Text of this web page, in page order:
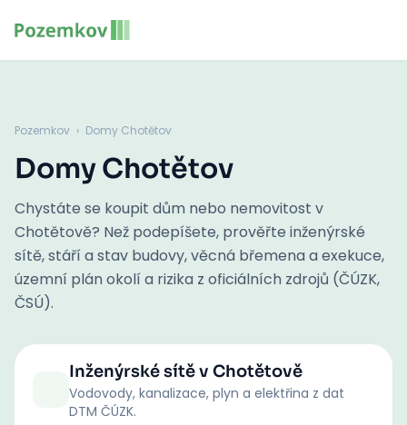
Pozemkov › Domy Chotětov
Domy Chotětov
Chystáte se koupit dům nebo nemovitost v
Chotětově? Než podepíšete, prověřte inženýrské
sítě, stáří a stav budovy, věcná břemena a exekuce,
územní plán okolí a rizika z oficiálních zdrojů (ČÚZK,
ČSÚ).
Inženýrské sítěv Chotětově
Vodovody, kanalizace, plyn a elektřina z dat
DTM ČÚZK.